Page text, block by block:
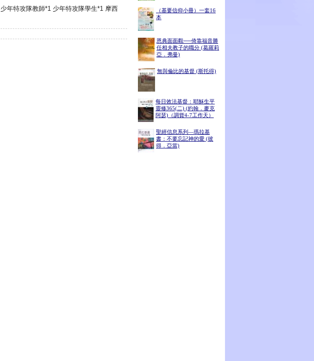
（基要信仰小冊）一套16
本
恩典面面觀──倚靠福音勝
任相夫教子的職分 (葛羅莉
亞．弗曼)
無與倫比的基督 (斯托得)
每日效法基督：耶穌生平
靈修365(二) (約翰．麥克
阿瑟)（調貨4-7工作天）
聖經信息系列—瑪拉基
書：不要忘記神的愛 (彼
得．亞當)
年特攻隊教師*1 少年特攻隊學生*1 摩西